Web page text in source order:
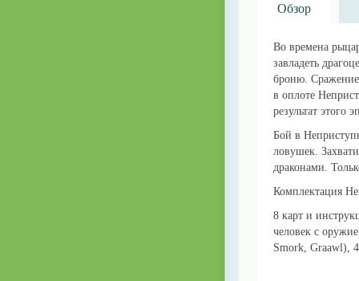
Обзор
Во времена
завладеть
броню. Сражение
в оплоте
результат этого
Бой в
ловушек.
драконами.
Комплектация
8 карт и
человек с
Smork, Graawl),